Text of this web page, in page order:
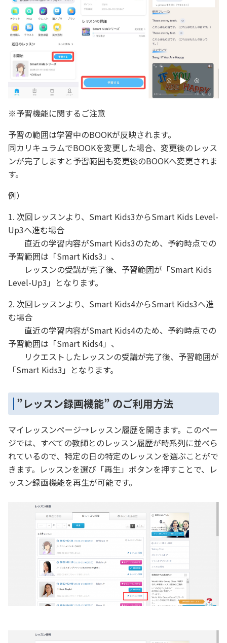
※予習機能に関するご注意
予習の範囲は学習中のBOOKが反映されます。
同カリキュラムでBOOKを変更した場合、変更後のレッス
ンが完了しますと予習範囲も変更後のBOOKへ変更されま
す。
例）
1. 次回レッスンより、Smart Kids3からSmart Kids Level-
Up3へ進む場合
直近の学習内容がSmart Kids3のため、予約時点での
予習範囲は「Smart Kids3」、
レッスンの受講が完了後、予習範囲が「Smart Kids
Level-Up3」となります。
2. 次回レッスンより、Smart Kids4からSmart Kids3へ進
む場合
直近の学習内容がSmart Kids4のため、予約時点での
予習範囲は「Smart Kids4」、
リクエストしたレッスンの受講が完了後、予習範囲が
「Smart Kids3」となります。
”レッスン録画機能” のご利用方法
マイレッスンページ→レッスン履歴を開きます。このペー
ジでは、すべての教師とのレッスン履歴が時系列に並べら
れているので、特定の日の特定のレッスンを選ぶことがで
きます。レッスンを選び「再生」ボタンを押すことで、レ
ッスン録画機能を再生が可能です。